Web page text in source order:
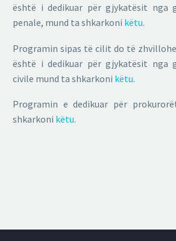
është i dedikuar për gjykatësit nga
penale, mund ta shkarkoni këtu.
Programin sipas të cilit do të
është i dedikuar për gjykatësit nga
civile mund ta shkarkoni këtu.
Programin e dedikuar për
shkarkoni këtu.